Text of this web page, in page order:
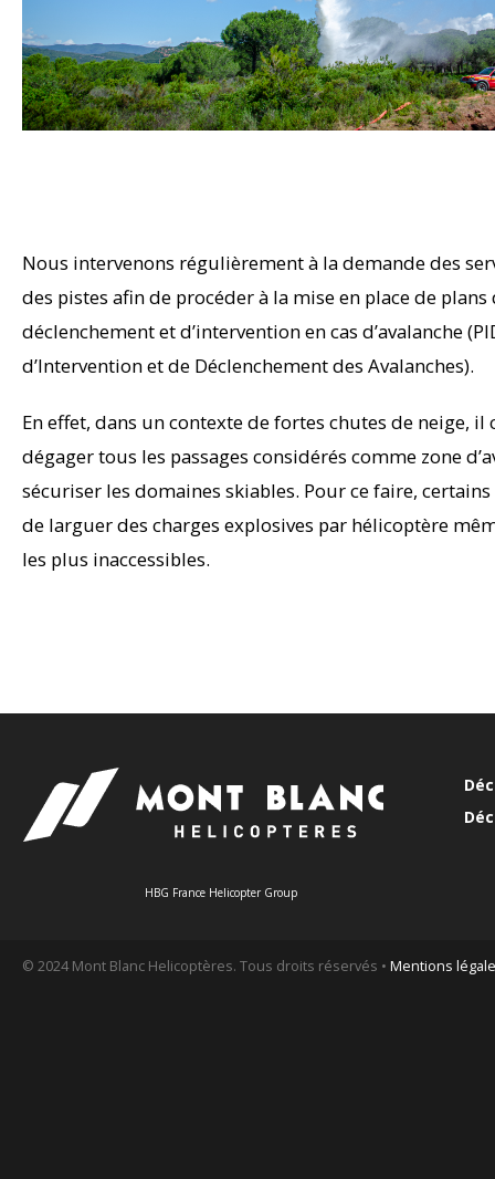
Nous intervenons régulièrement à la demande des
des pistes afin de procéder à la mise en place de plans
déclenchement et d’intervention en cas d’avalanche
d’Intervention et de Déclenchement des Avalanches).
En effet, dans un contexte de fortes chutes de neige, il
dégager tous les passages considérés comme zone
sécuriser les domaines skiables. Pour ce faire,
de larguer des charges explosives par hélicoptère
les plus inaccessibles.
HBG France Helicopter Group
© 2024 Mont Blanc Helicoptères. Tous droits réservés • Mentions